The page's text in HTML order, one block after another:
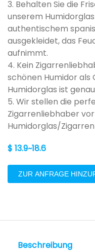
3. Behalten Sie die
unserem
authentischem
ausgekleidet, das
aufnimmt.
4. Kein
schönen Humidor als
Humidorglas ist
5. Wir stellen die
Zigarrenliebhaber
Humidorglas/
$ 13.9~18.6
ZUR ANFRAGE
Beschreibung